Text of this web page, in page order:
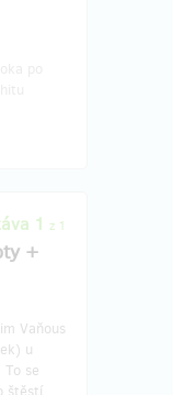
1 z 1
+
Vaňous
u
se
štěstí,